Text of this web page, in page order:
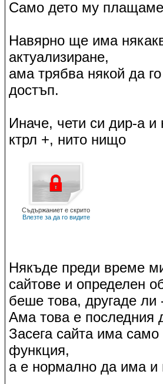
Само дето му
Навярно ще има
актуализиране,
ама трябва някой да
достъп.
Иначе, чети си дир-а
ктрл +, нито нищо
Съдържаниет е скрито
Влезте за да го видите
Някъде преди време
сайтове и определен
беше това, другаде
Ама това е последния
Засега сайта има
функция,
а е нормално да има и